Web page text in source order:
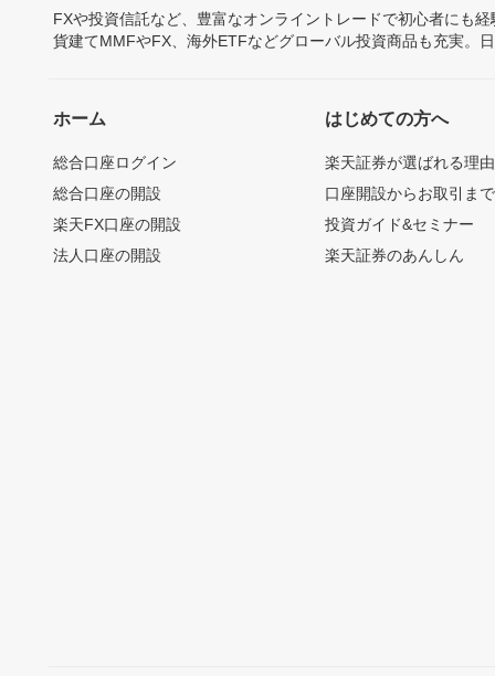
FXや投資信託など、豊富なオンライントレードで初心者にも
貨建てMMFやFX、海外ETFなどグローバル投資商品も充実。
ホーム
総合口座ログイン
総合口座の開設
楽天FX口座の開設
法人口座の開設
はじめての方へ
楽天証券が選ばれる理由
口座開設からお取引ま
投資ガイド&セミナー
楽天証券のあんしん